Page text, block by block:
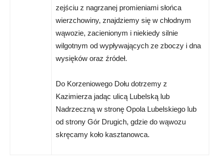
zejściu z nagrzanej promieniami słońca
wierzchowiny, znajdziemy się w chłodnym
wąwozie, zacienionym i niekiedy silnie
wilgotnym od wypływających ze zboczy i dna
wysięków oraz źródeł.
Do Korzeniowego Dołu dotrzemy z
Kazimierza jadąc ulicą Lubelską lub
Nadrzeczną w stronę Opola Lubelskiego lub
od strony Gór Drugich, gdzie do wąwozu
skręcamy koło kasztanowca.